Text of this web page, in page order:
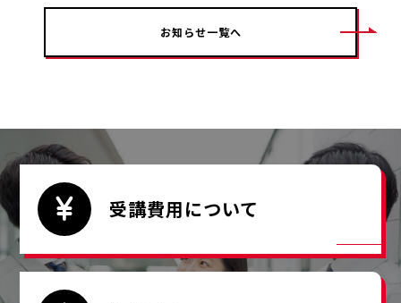
お知らせ一覧へ
受講費用について